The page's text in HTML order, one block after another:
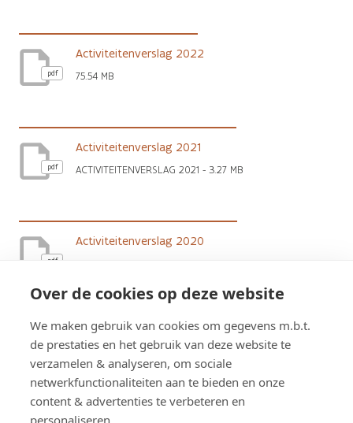
Over de cookies op deze website
We maken gebruik van cookies om gegevens m.b.t.
de prestaties en het gebruik van deze website te
verzamelen & analyseren, om sociale
netwerkfunctionaliteiten aan te bieden en onze
content & advertenties te verbeteren en
personaliseren.
pdf
Activiteitenverslag 2022
75.54 MB
pdf
Activiteitenverslag 2021
ACTIVITEITENVERSLAG 2021 - 3.27 MB
pdf
Activiteitenverslag 2020
pdf
Activiteitenverslag 2019
ACTIVITEITENVERSLAG 2019 - 4.01 MB